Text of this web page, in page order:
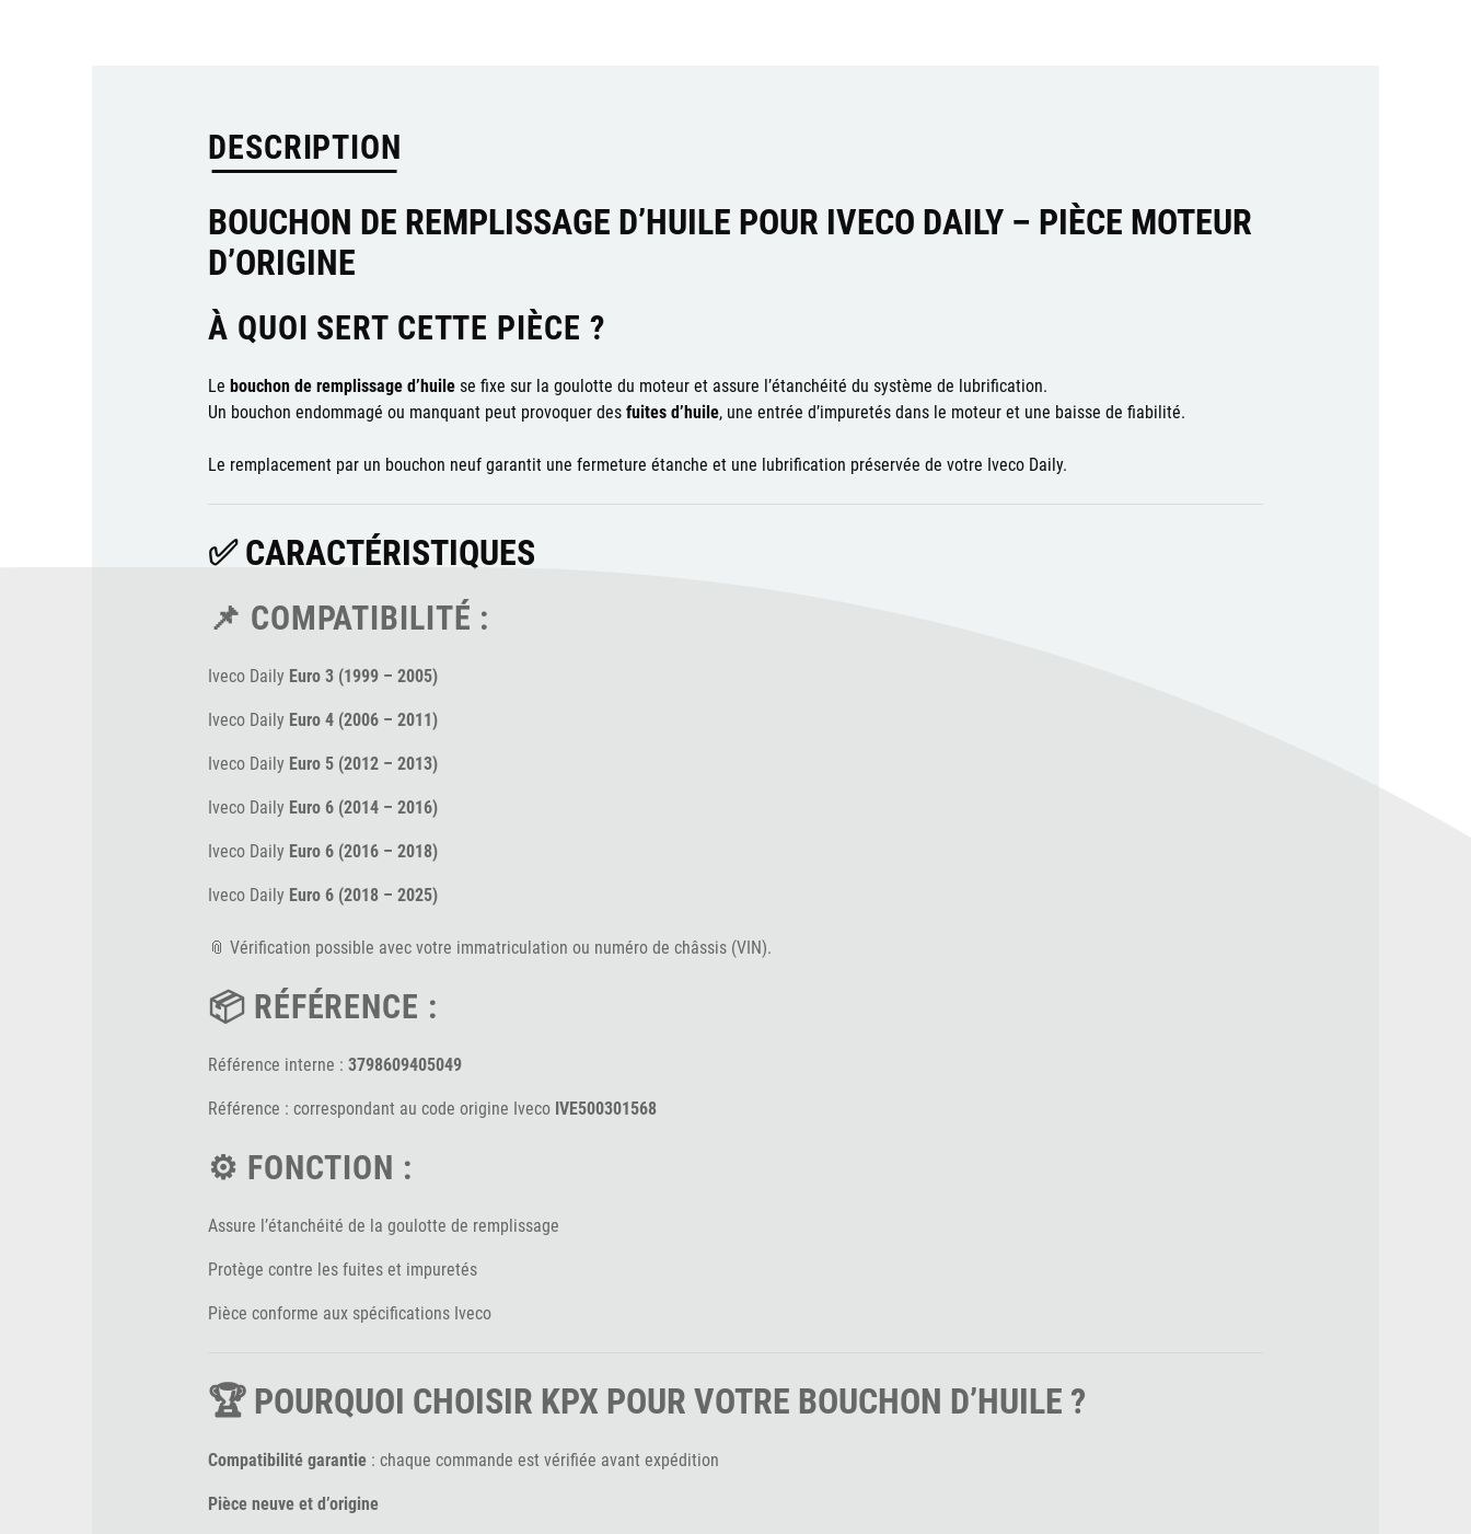
DESCRIPTION
BOUCHON DE REMPLISSAGE D’HUILE POUR IVECO DAILY – PIÈCE MOTEUR
D’ORIGINE
À QUOI SERT CETTE PIÈCE ?
Le bouchon de remplissage d’huilese fixe sur la goulotte du moteur et assure l’étanchéité du système de lubrification.
Un bouchon endommagé ou manquant peut provoquer desfuites d’huile, une entrée d’impuretés dans le moteur et une baisse de fiabilité.
Le remplacement par un bouchon neuf garantit une fermeture étanche et une lubrification préservée de votre Iveco Daily.
✅ CARACTÉRISTIQUES
📌 COMPATIBILITÉ :
Iveco Daily Euro 3 (1999 – 2005)
Iveco Daily Euro 4 (2006 – 2011)
Iveco Daily Euro 5 (2012 – 2013)
Iveco Daily Euro 6 (2014 – 2016)
Iveco Daily Euro 6 (2016 – 2018)
Iveco Daily Euro 6 (2018 – 2025)
📎 Vérification possible avec votre immatriculation ou numéro de châssis (VIN).
📦 RÉFÉRENCE :
Référence interne : 3798609405049
Référence : correspondant au code origine Iveco IVE500301568
⚙️ FONCTION :
Assure l’étanchéité de la goulotte de remplissage
Protège contre les fuites et impuretés
Pièce conforme aux spécifications Iveco
🏆 POURQUOI CHOISIR KPX POUR VOTRE BOUCHON D’HUILE ?
Compatibilité garantie : chaque commande est vérifiée avant expédition
Pièce neuve et d’origine